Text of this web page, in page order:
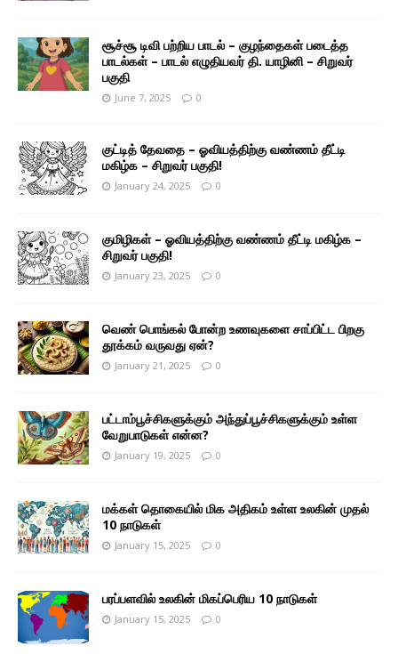
சூச்சூ டிவி பற்றிய பாடல் – குழந்தைகள் படைத்த
பாடல்கள் – பாடல் எழுதியவர் தி. யாழினி – சிறுவர்
பகுதி
June 7, 2025 0
குட்டித் தேவதை – ஓவியத்திற்கு வண்ணம் தீட்டி
மகிழ்க – சிறுவர் பகுதி!
January 24, 2025 0
குமிழிகள் – ஓவியத்திற்கு வண்ணம் தீட்டி மகிழ்க –
சிறுவர் பகுதி!
January 23, 2025 0
வெண் பொங்கல் போன்ற உணவுகளை சாப்பிட்ட பிறகு
தூக்கம் வருவது ஏன்?
January 21, 2025 0
பட்டாம்பூச்சிகளுக்கும் அந்துப்பூச்சிகளுக்கும் உள்ள
வேறுபாடுகள் என்ன?
January 19, 2025 0
மக்கள் தொகையில் மிக அதிகம் உள்ள உலகின் முதல்
10 நாடுகள்
January 15, 2025 0
பரப்பளவில் உலகின் மிகப்பெரிய 10 நாடுகள்
January 15, 2025 0